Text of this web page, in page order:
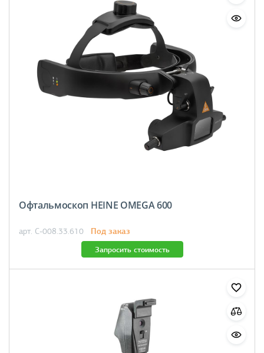
Офтальмоскоп HEINE OMEGA 600
арт. C-008.33.610 Под заказ
Запросить стоимость